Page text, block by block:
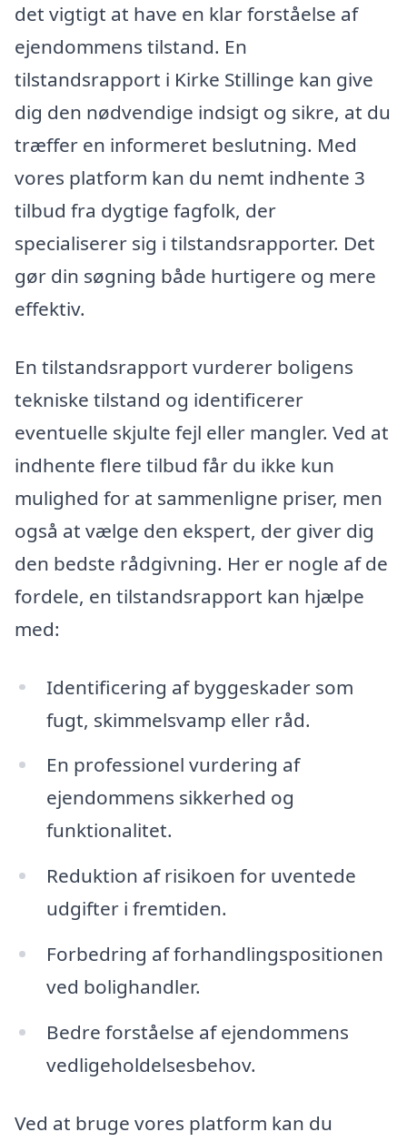
det vigtigt at have en klar forståelse af
ejendommens tilstand. En
tilstandsrapport i Kirke Stillinge kan give
dig den nødvendige indsigt og sikre, at du
træffer en informeret beslutning. Med
vores platform kan du nemt indhente 3
tilbud fra dygtige fagfolk, der
specialiserer sig i tilstandsrapporter. Det
gør din søgning både hurtigere og mere
effektiv.
En tilstandsrapport vurderer boligens
tekniske tilstand og identificerer
eventuelle skjulte fejl eller mangler. Ved at
indhente flere tilbud får du ikke kun
mulighed for at sammenligne priser, men
også at vælge den ekspert, der giver dig
den bedste rådgivning. Her er nogle af de
fordele, en tilstandsrapport kan hjælpe
med:
Identificering af byggeskader som
fugt, skimmelsvamp eller råd.
En professionel vurdering af
ejendommens sikkerhed og
funktionalitet.
Reduktion af risikoen for uventede
udgifter i fremtiden.
Forbedring af forhandlingspositionen
ved bolighandler.
Bedre forståelse af ejendommens
vedligeholdelsesbehov.
Ved at bruge vores platform kan du